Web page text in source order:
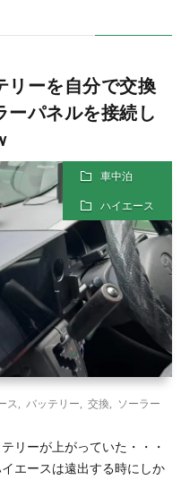
リーを自分で交換
ーパネルを接続し
車中泊
ハイエース
ス バッテリー 交換
ソーラー
リーが上がっていた・・・
エースは遠出する時にしか